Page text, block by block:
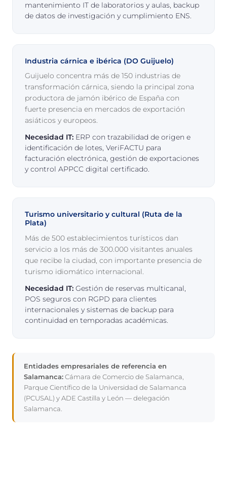
mantenimiento IT de laboratorios y aulas, backup
de datos de investigación y cumplimiento ENS.
Industria cárnica e ibérica (DO Guijuelo)
Guijuelo concentra más de 150 industrias de
transformación cárnica, siendo la principal zona
productora de jamón ibérico de España con
fuerte presencia en mercados de exportación
asiáticos y europeos.
Necesidad IT: ERP con trazabilidad de origen e
identificación de lotes, VeriFACTU para
facturación electrónica, gestión de exportaciones
y control APPCC digital certificado.
Turismo universitario y cultural (Ruta de la
Plata)
Más de 500 establecimientos turísticos dan
servicio a los más de 300.000 visitantes anuales
que recibe la ciudad, con importante presencia de
turismo idiomático internacional.
Necesidad IT: Gestión de reservas multicanal,
POS seguros con RGPD para clientes
internacionales y sistemas de backup para
continuidad en temporadas académicas.
Entidades empresariales de referencia en
Salamanca:Cámara de Comercio de Salamanca,
Parque Científico de la Universidad de Salamanca
(PCUSAL) y ADE Castilla y León — delegación
Salamanca.